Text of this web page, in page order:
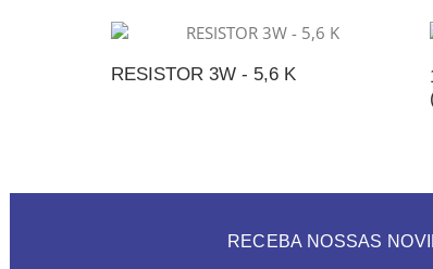
RESISTOR 3W - 5,6 K
RECEBA NOSSAS